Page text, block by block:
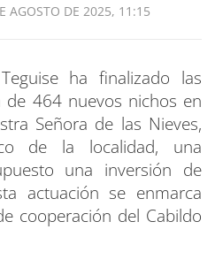
AGOSTO DE 2025, 11:15
ha finalizado las
464 nuevos nichos en
Señora de las Nieves,
de la localidad, una
una inversión de
actuación se enmarca
cooperación del Cabildo